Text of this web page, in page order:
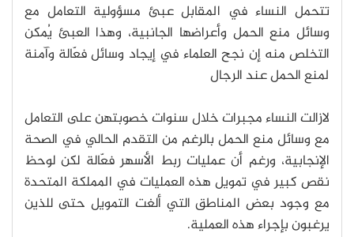
تتحمل النساء في المقابل عبئ مسؤولية التعامل مع
وسائل منع الحمل وأعراضها الجانبية، وهذا العبئ يُمكن
التخلص منه إن نجح العلماء في إيجاد وسائل فعّالة وآمنة
لمنع الحمل عند الرجال
لازالت النساء مجبرات خلال سنوات خصوبتهن على التعامل
مع وسائل منع الحمل بالرغم من التقدم الحالي في الصحة
الإنجابية، ورغم أن عمليات ربط الأسهر فعّالة لكن لوحظ
نقص كبير في تمويل هذه العمليات في المملكة المتحدة
مع وجود بعض المناطق التي ألغت التمويل حتى للذين
يرغبون بإجراء هذه العملية.